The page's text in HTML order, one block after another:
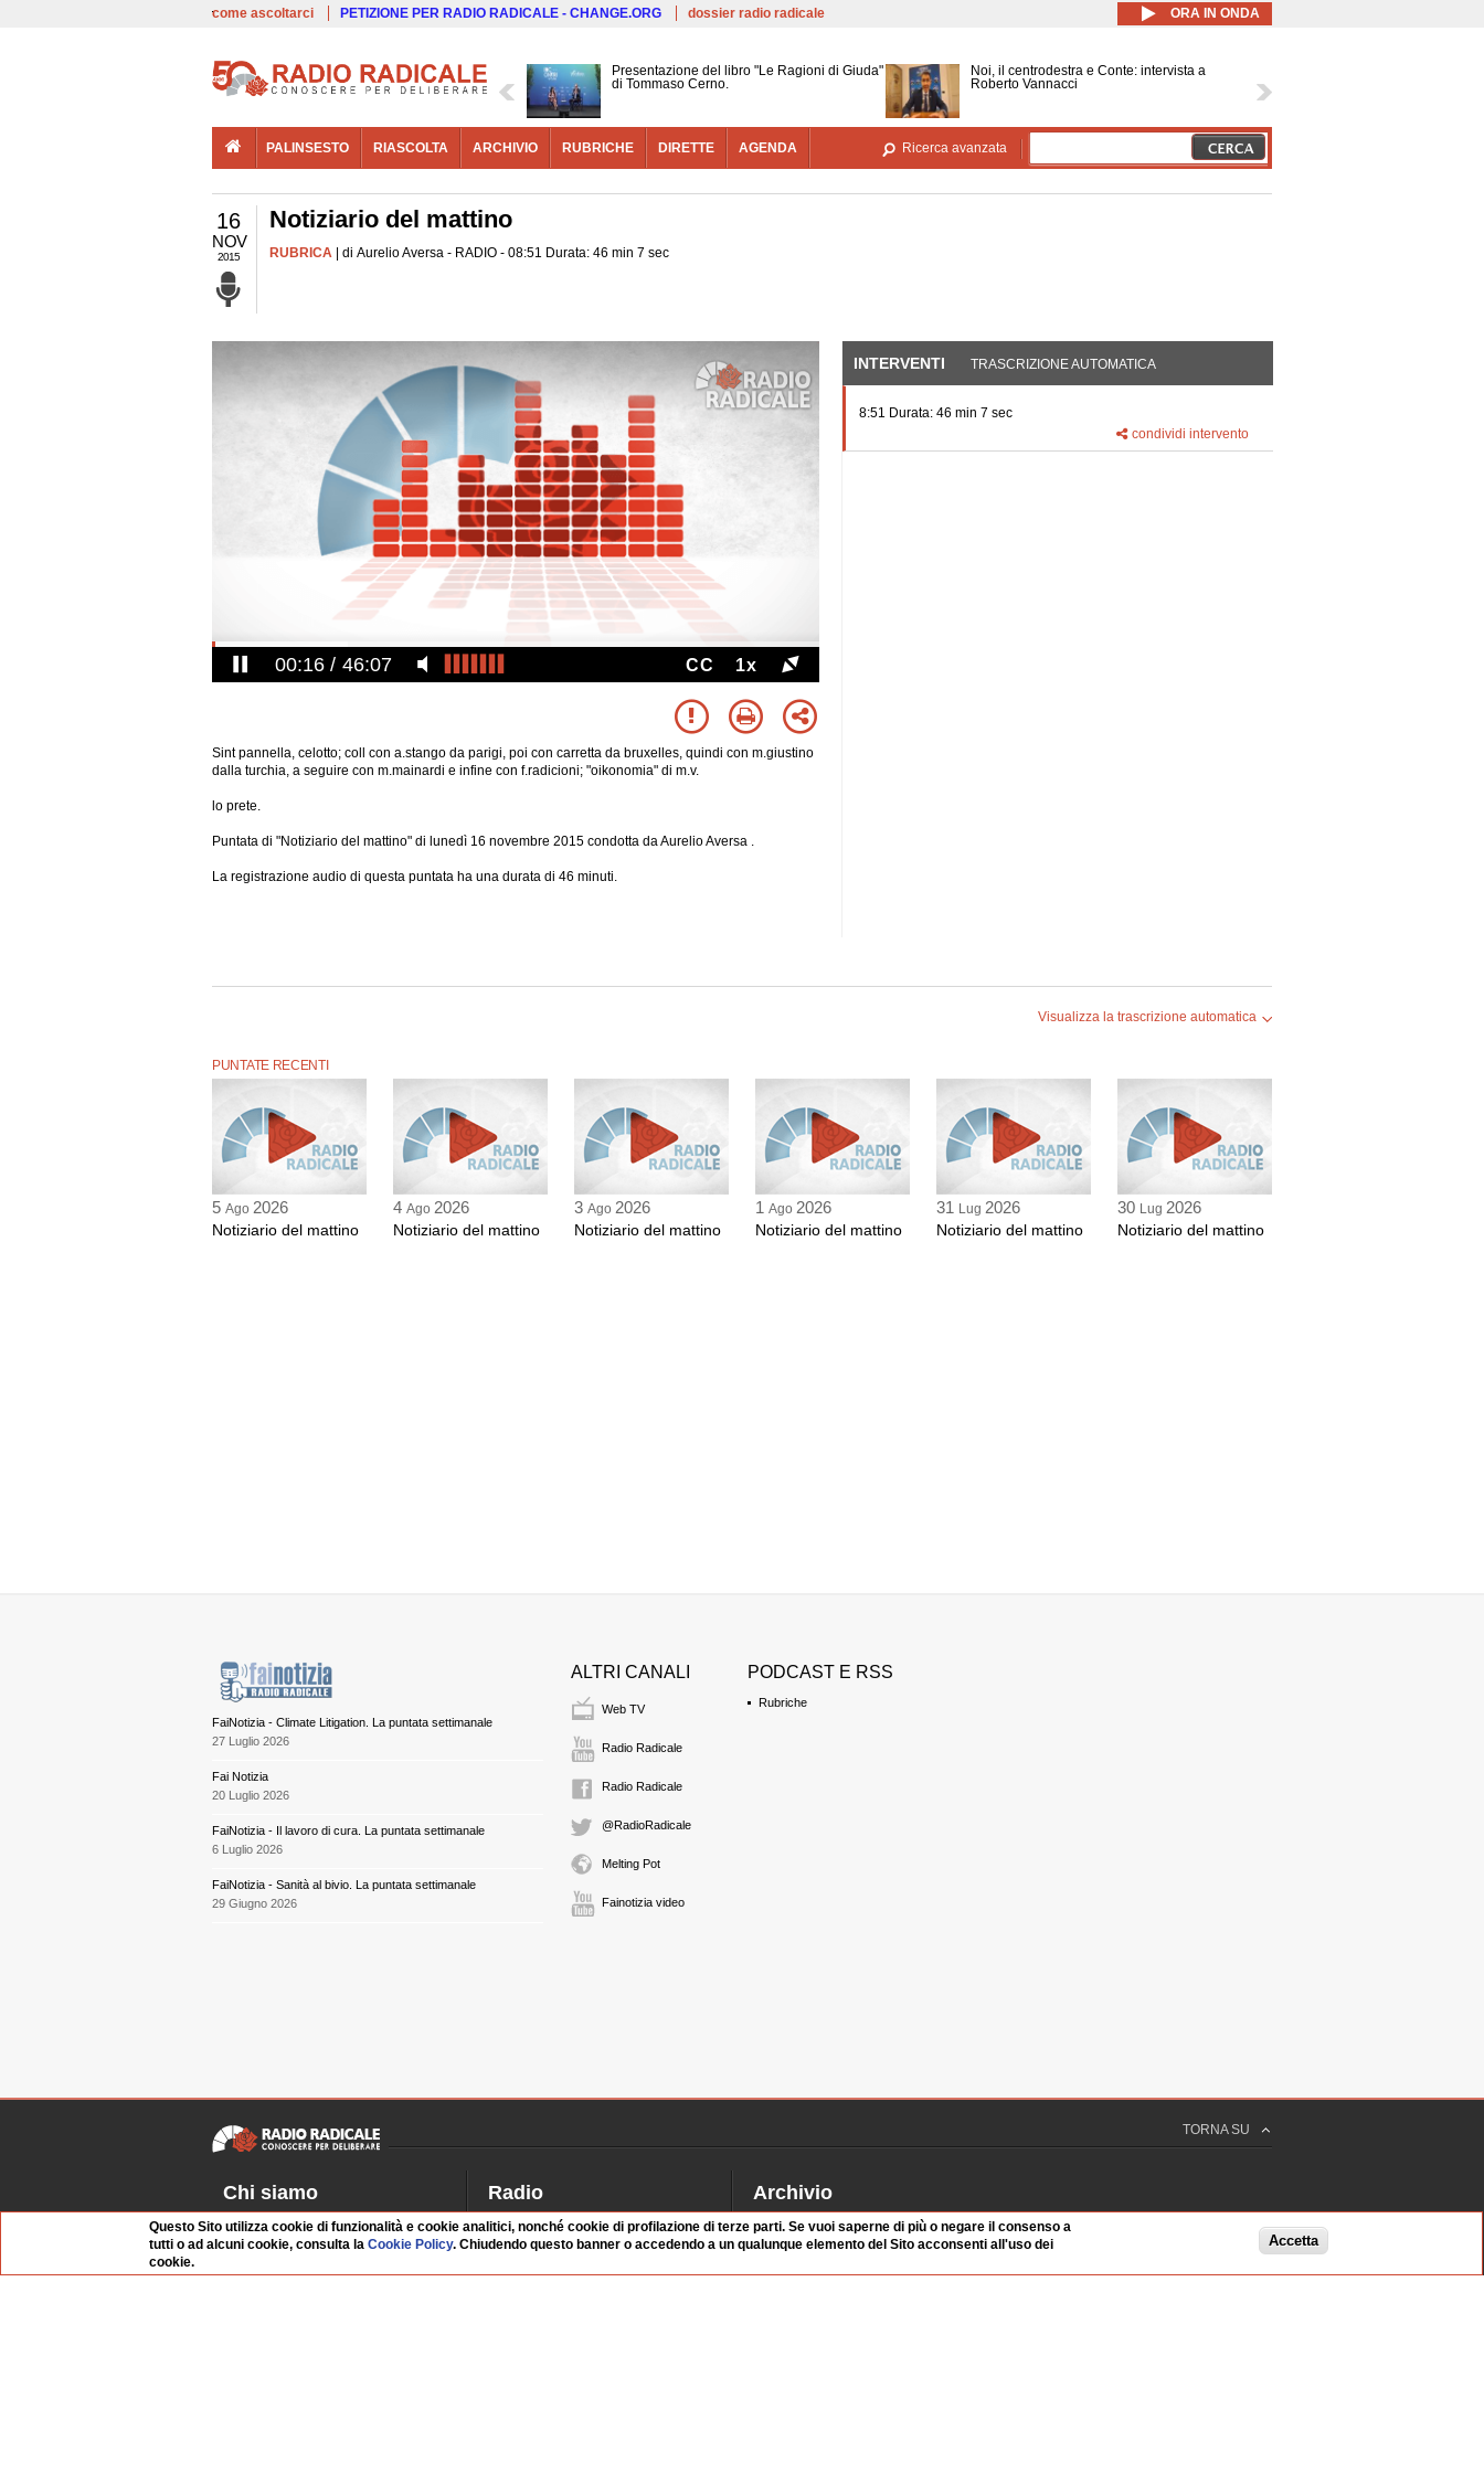
Salta al contenuto principale
come ascoltarci PETIZIONE PER RADIO RADICALE - CHANGE.ORG dossier radio radicale ORA IN ONDA
Presentazione del libro "Le Ragioni di Giuda"
di Tommaso Cerno.
Noi, il centrodestra e Conte: intervista a
Roberto Vannacci
PALINSESTO RIASCOLTA ARCHIVIO RUBRICHE DIRETTE AGENDA Ricerca avanzata
16
NOV
2015
Notiziario del mattino
RUBRICA | di Aurelio Aversa - RADIO - 08:51 Durata: 46 min 7 sec
00:17 46:07 CC 1x
Sint pannella, celotto; coll con a.stango da parigi, poi con carretta da bruxelles, quindi con m.giustino
dalla turchia, a seguire con m.mainardi e infine con f.radicioni; "oikonomia" di m.v.
lo prete.
Puntata di "Notiziario del mattino" di lunedì 16 novembre 2015 condotta da Aurelio Aversa .
La registrazione audio di questa puntata ha una durata di 46 minuti.
INTERVENTI (SCHEDA ATTIVA)
TRASCRIZIONE AUTOMATICA
8:51 Durata: 46 min 7 sec
condividi intervento
Visualizza la trascrizione automatica
PUNTATE RECENTI
5 Ago 2026
Notiziario del mattino
4 Ago 2026
Notiziario del mattino
3 Ago 2026
Notiziario del mattino
1 Ago 2026
Notiziario del mattino
31 Lug 2026
Notiziario del mattino
30 Lug 2026
Notiziario del mattino
FaiNotizia - Climate Litigation. La puntata settimanale
27 Luglio 2026
Fai Notizia
20 Luglio 2026
FaiNotizia - Il lavoro di cura. La puntata settimanale
6 Luglio 2026
FaiNotizia - Sanità al bivio. La puntata settimanale
29 Giugno 2026
ALTRI CANALI
Web TV
Radio Radicale
Radio Radicale
@RadioRadicale
Melting Pot
Fainotizia video
PODCAST E RSS
Rubriche
TORNA SU
Chi siamo
Dossier Radio Radicale
Questo sito
L'Archivio
Radio
Palinsesto
Riascolta
Dirette
Archivio
Videoparlamento
Istituzioni
Dibattiti
Questo Sito utilizza cookie di funzionalità e cookie analitici, nonché cookie di profilazione di terze parti. Se vuoi saperne di più o negare il consenso a
tutti o ad alcuni cookie, consulta laCookie Policy. Chiudendo questo banner o accedendo a un qualunque elemento del Sito acconsenti all'uso dei
cookie.
Accetta